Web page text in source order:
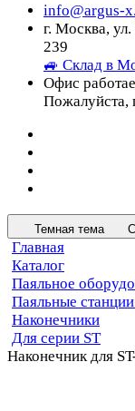
info@argus-
г. Москва,
239
🚙 Склад в
Офис
Пожалуйста,
Темная тема
Главная
Каталог
Паяльное
Паяльные
Наконечники
Для серии ST
Наконечник для